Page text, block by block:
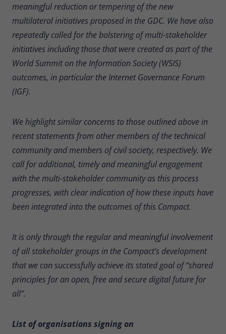
meaningful reduction or tempering of the new
multilateral initiatives proposed in the GDC. We have also
repeatedly called for the bolstering of multi-stakeholder
initiatives including those that were created as part of the
World Summit on the Information Society (WSIS)
outcomes, in particular the Internet Governance Forum
(IGF).
We highlight similar concerns to those outlined above in
recent statements from other members of the technical
community and members of civil society, respectively. We
call for additional, timely and meaningful engagement
with the multi-stakeholder community as this process
progresses, with clear indication of how these inputs have
been integrated into the outcomes of this Compact.
It is only through the regular and meaningful involvement
of all stakeholder groups in the Compact’s development
that we can successfully achieve its stated goal of “shared
principles for an open, free and secure digital future for
all”.
List of organisations signing on